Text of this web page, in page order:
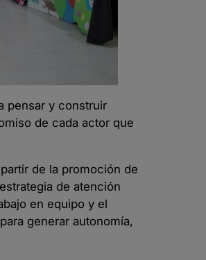
pensar y construir
de cada actor que
de la promoción de
de atención
en equipo y el
generar autonomía,